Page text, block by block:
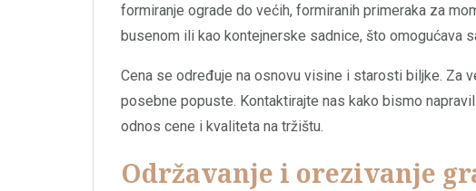
formiranje ograde do većih, formiranih primeraka za
busenom ili kao kontejnerske sadnice, što omogućava
Cena se određuje na osnovu visine i starosti biljke. Za
posebne popuste. Kontaktirajte nas kako bismo
odnos cene i kvaliteta na tržištu.
Održavanje i orezivanje